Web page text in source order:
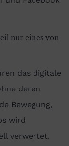
nur eines von
das digitale
deren
Bewegung,
wird
verwertet.